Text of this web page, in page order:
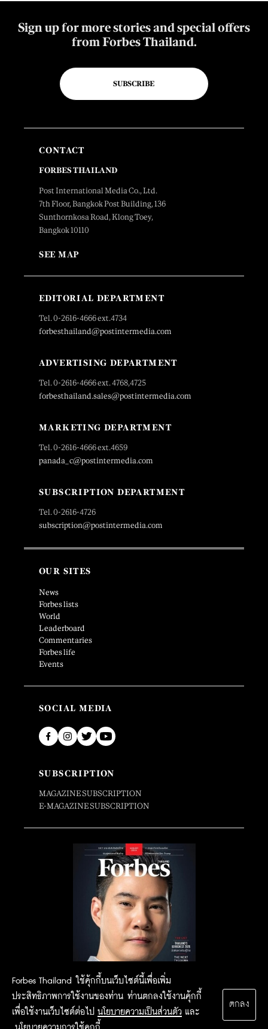
Forbes Thailand ใช้คุ้กกี้บนเว็บไซต์นี้เพื่อเพิ่ม
ประสิทธิภาพการใช้งานของท่าน ท่านตกลงใช้งานคุ้กกี้
เพื่อใช้งานเว็บไซต์ต่อไป นโยบายความเป็นส่วนตัว และ
ตกลง
Sign up for more stories and special offers
from Forbes Thailand.
SUBSCRIBE
CONTACT
FORBES THAILAND
Post International Media Co., Ltd.
7th Floor, Bangkok Post Building, 136
Sunthornkosa Road, Klong Toey,
Bangkok 10110
SEE MAP
EDITORIAL DEPARTMENT
Tel. 0-2616-4666 ext.4734
forbesthailand@postintermedia.com
ADVERTISING DEPARTMENT
Tel. 0-2616-4666 ext. 4768,4725
forbesthailand.sales@postintermedia.com
MARKETING DEPARTMENT
Tel. 0-2616-4666 ext.4659
panada_c@postintermedia.com
SUBSCRIPTION DEPARTMENT
Tel. 0-2616-4726
subscription@postintermedia.com
OUR SITES
News
Forbes lists
World
Leaderboard
Commentaries
Forbes life
Events
SOCIAL MEDIA
SUBSCRIPTION
MAGAZINE SUBSCRIPTION
E-MAGAZINE SUBSCRIPTION